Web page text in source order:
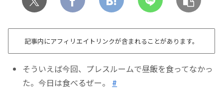
記事内にアフィリエイトリンクが含まれることがあります。
そういえば今回、プレスルームで昼飯を食ってなかっ
た。今日は食べるぜー。 #